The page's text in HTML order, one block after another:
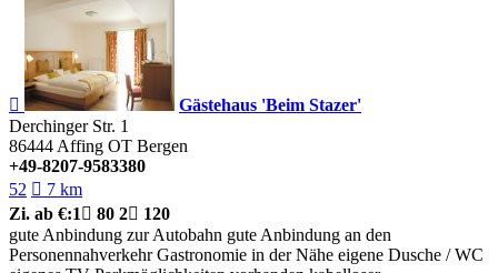

Gästehaus 'Beim Stazer'
Derchinger Str. 1
86444 Affing OT Bergen
+49-8207-9583380
52  7 km
Zi. ab €:1  80 2 120
gute Anbindung zur Autobahn gute Anbindung an den
Personennahverkehr Gastronomie in der Nähe eigene Dusche / WC